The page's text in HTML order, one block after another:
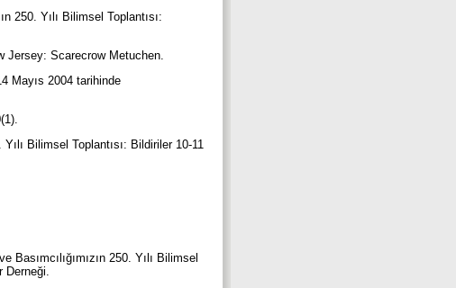
250. Yılı Bilimsel Toplantısı:
Jersey: Scarecrow Metuchen.
Mayıs 2004 tarihinde
Bilimsel Toplantısı: Bildiriler 10-11
250. Yılı Bilimsel
Derneği.